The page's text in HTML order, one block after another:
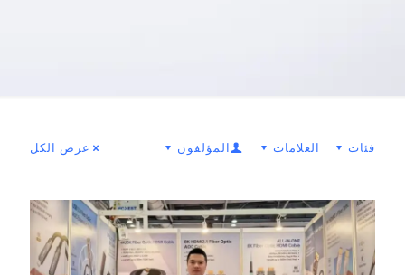
فئات العلامات المؤلفون عرض الكل